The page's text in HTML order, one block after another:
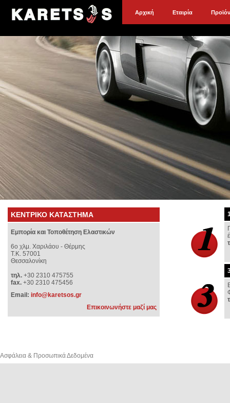
Αρχική Εταιρία
ΚΕΝΤΡΙΚΟ ΚΑΤΑΣΤΗΜΑ
Εμπορία και Τοποθέτηση Ελαστικών
6o χλμ. Χαριλάου - Θέρμης
Τ.Κ. 57001
Θεσσαλονίκη
τηλ. +30 2310 475755
fax. +30 2310 475456
Email: info@karetsos.gr
Επικοινωνήστε μαζί μας
Ασφάλεια & Προσωπικά Δεδομένα